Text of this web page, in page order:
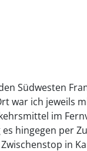
Südwesten
war ich jeweils
im
hingegen per
in